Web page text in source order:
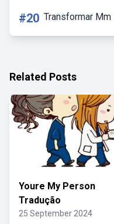
#20 Transformar Mm
Related Posts
Youre My Person
Tradução
25 September 2024